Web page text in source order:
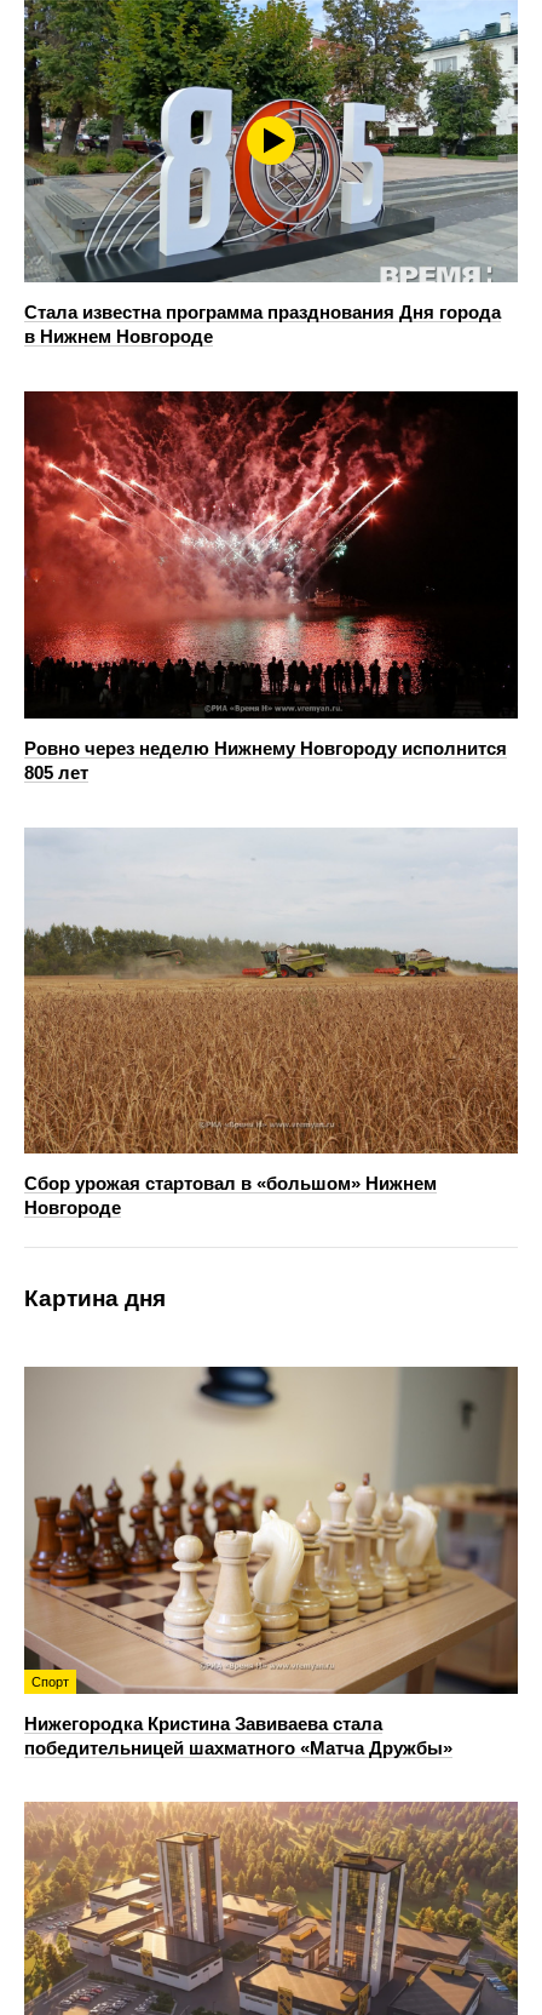
Стала известна программа празднования Дня города
в Нижнем Новгороде
Ровно через неделю Нижнему Новгороду исполнится
805 лет
Сбор урожая стартовал в «большом» Нижнем
Новгороде
Картина дня
Спорт
Нижегородка Кристина Завиваева стала
победительницей шахматного «Матча Дружбы»